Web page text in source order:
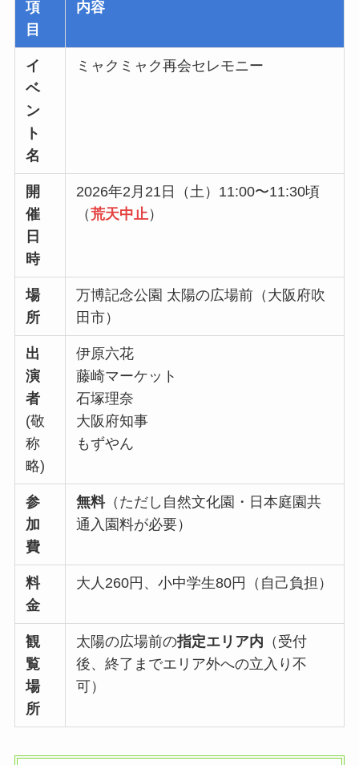
項
目
内容
イ
ベ
ン
ト
名
ミャクミャク再会セレモニー
開
催
日
時
2026年2月21日（土）11:00〜11:30頃
（荒天中止 ）
場
所
万博記念公園 太陽の広場前（大阪府吹
田市）
出
演
者
(敬
称
略)
伊原六花
藤崎マーケット
石塚理奈
大阪府知事
もずやん
参
加
費
無料（ただし自然文化園・日本庭園共
通入園料が必要）
料
金
大人260円、小中学生80円（自己負担）
観
覧
場
所
太陽の広場前の指定エリア内 （受付
後、終了までエリア外への立入り不
可）